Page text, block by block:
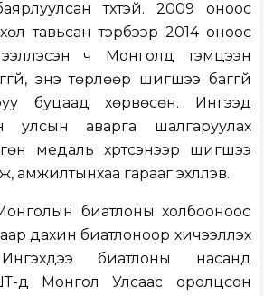
түүхтэй. 2009 оноос
тавьсан тэрбээр 2014 оноос
ч Монголд тэмцээн
энэ төрлөөр шигшээ баггүй
буцаад хөрвөсөн. Ингээд
улсын аварга шалгаруулах
медаль хүртсэнээр шигшээ
амжилтынхаа гарааг эхлүүлэв.
биатлоны холбооноос
дахин биатлоноор хичээллэх
биатлоны насанд
д Монгол Улсаас оролцсон